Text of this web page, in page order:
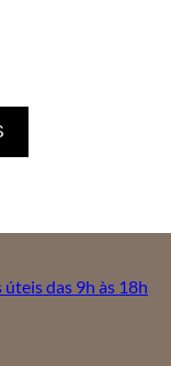
das 9h às 18h